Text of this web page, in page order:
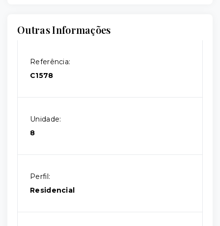
Outras Informações
Referência:
C1578
Unidade:
8
Perfil:
Residencial